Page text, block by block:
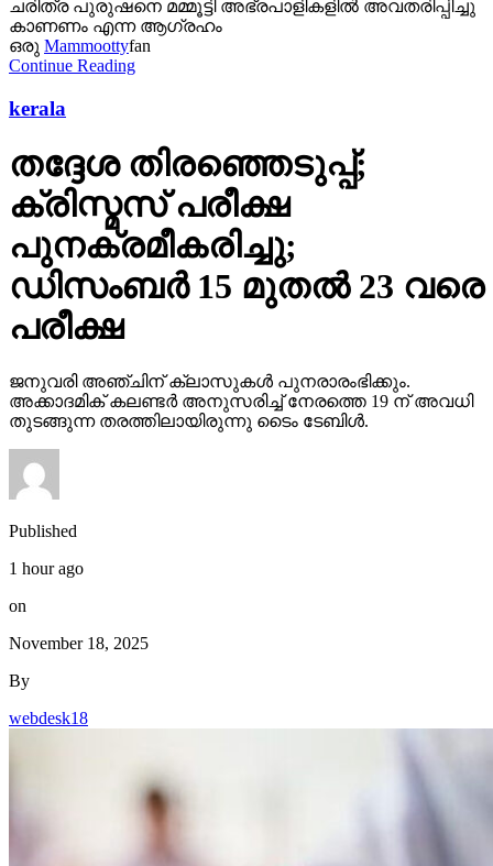
ചരിത്ര പുരുഷനെ മമ്മൂട്ടി അഭ്രപാളികളിൽ അവതരിപ്പിച്ചു
കാണണം എന്ന ആഗ്രഹം
ഒരു Mammoottyfan
Continue Reading
kerala
തദ്ദേശ തിരഞ്ഞെടുപ്പ്;
ക്രിസ്മസ് പരീക്ഷ
പുനക്രമീകരിച്ചു;
ഡിസംബര്‍ 15 മുതല്‍ 23 വരെ
പരീക്ഷ
ജനുവരി അഞ്ചിന് ക്ലാസുകള്‍ പുനരാരംഭിക്കും.
അക്കാദമിക് കലണ്ടര്‍ അനുസരിച്ച് നേരത്തെ 19 ന് അവധി
തുടങ്ങുന്ന തരത്തിലായിരുന്നു ടൈം ടേബിള്‍.
Published
1 hour ago
on
November 18, 2025
By
webdesk18